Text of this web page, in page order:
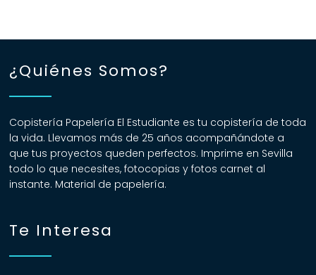
¿Quiénes Somos?
Copistería Papelería El Estudiante es tu copistería de toda
la vida. Llevamos más de 25 años acompañándote a
que tus proyectos queden perfectos. Imprime en Sevilla
todo lo que necesites, fotocopias y fotos carnet al
instante. Material de papelería.
Te Interesa